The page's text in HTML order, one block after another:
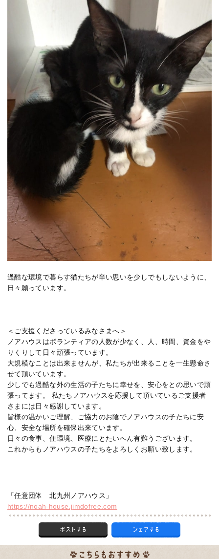
過酷な環境で暮らす猫たちが辛い思いを少しでもしないように、
日々願っています。
＜ご支援くださっているみなさまへ＞
ノアハウスはボランティアの人数が少なく、人、時間、資金をや
りくりして日々頑張っています。
大規模なことは出来ませんが、私たちが出来ることを一生懸命さ
せて頂いています。
少しでも過酷な外の生活の子たちに幸せを、安心をとの思いで頑
張ってます。 私たちノアハウスを応援して頂いているご支援者
さまには日々感謝しています。
皆様の温かいご理解、ご協力のお陰でノアハウスの子たちに安
心、安全な場所を確保出来ています。
日々の食事、住環境、医療にとたいへん有難うございます。
これからもノアハウスの子たちをよろしくお願い致します。
「任意団体 北九州ノアハウス」
https://noah-house.jimdofree.com